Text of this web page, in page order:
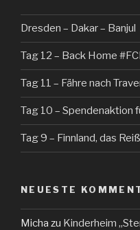
Dresden – Dakar – Banjul
Tag 12 – Back Home
Tag 11 – Fähre nach
Tag 10 – Spendenaktion
Tag 9 – Finnland, das
NEUESTE
Micha zu Kinderheim